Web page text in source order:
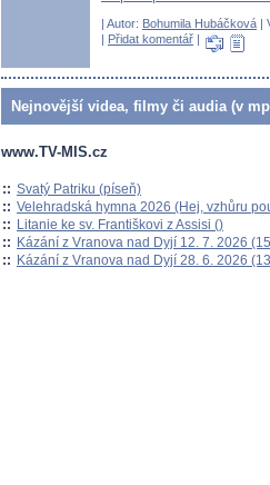
| Autor: Bohumila Hubáčková |
| Přidat komentář |
Nejnovější videa, filmy či audia (v
www.TV-MIS.cz
:: Svatý Patriku (píseň)
:: Velehradská hymna 2026 (Hej, vzhůru
:: Litanie ke sv. Františkovi z Assisi ()
:: Kázání z Vranova nad Dyjí 12. 7. 2026
:: Kázání z Vranova nad Dyjí 28. 6. 2026